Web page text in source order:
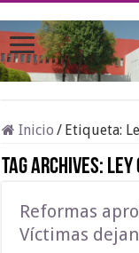
Inicio / Etiqueta:
Tag Archives:
Reformas
Víctimas